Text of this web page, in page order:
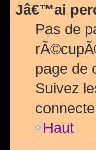
Jâ€™ai
Pas de
page de
Suivez
Haut